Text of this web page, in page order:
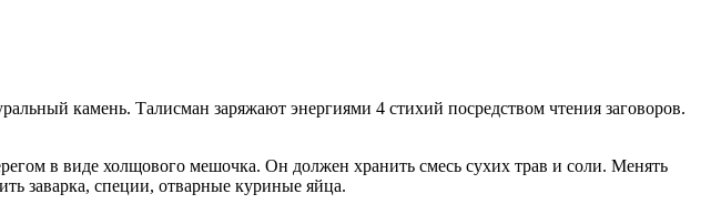
камень. Талисман заряжают энергиями 4 стихий посредством чтения заговоров.
в виде холщового мешочка. Он должен хранить смесь сухих трав и соли. Менять
заварка, специи, отварные куриные яйца.